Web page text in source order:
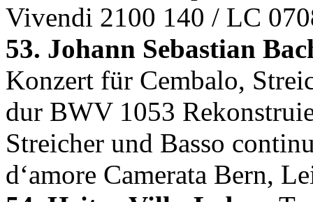
Vivendi 2100 140 / LC
53. Johann Sebastian
Konzert für Cembalo,
dur BWV 1053
Streicher und Basso
d‘amore Camerata Bern,